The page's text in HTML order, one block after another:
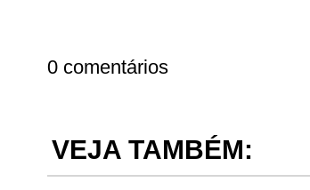
0 comentários
VEJA TAMBÉM: